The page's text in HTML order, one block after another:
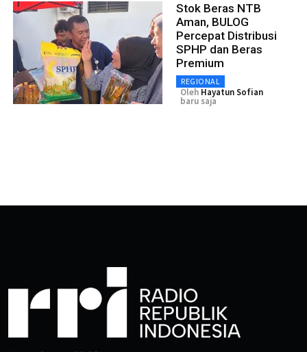
Stok Beras NTB
Aman, BULOG
Percepat Distribusi
SPHP dan Beras
Premium
REGIONAL
Oleh Hayatun Sofian
baru saja